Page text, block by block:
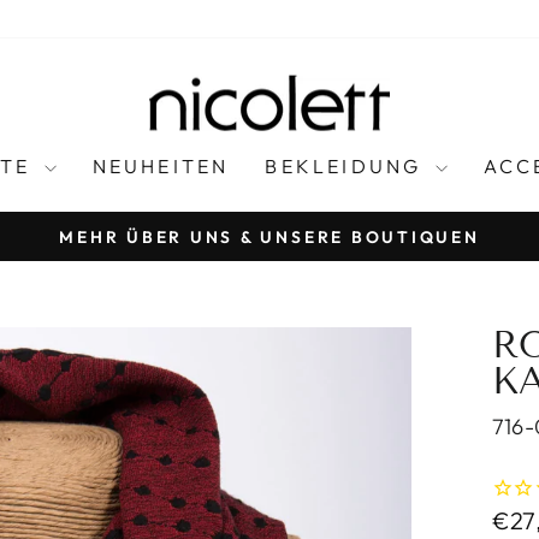
NEUHEITEN BEKLEIDUNG
Pause
MEHR ÜBER UNS & UNSERE BOUTIQUEN